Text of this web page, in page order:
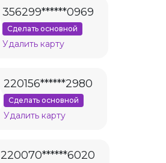
356299******0969
Сделать основной
Удалить карту
220156******2980
Сделать основной
Удалить карту
220070******6020